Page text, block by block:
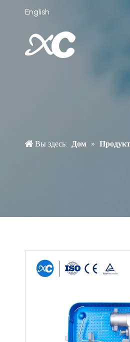
English
Вы здесь: Дом »